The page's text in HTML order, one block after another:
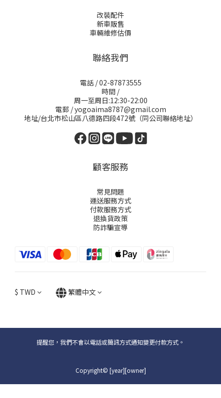
改裝配件
新車販售
車輛維修估價
聯絡我們
電話 / 02-87873555
時間 /
周一至周日:12:30-22:00
電郵 / yogoaima8787@gmail.com
地址/台北市松山區八德路四段472號（同公司聯絡地址）
顧客服務
常見問題
運送服務方式
付款服務方式
退換貨政策
防詐騙宣導
$ TWD 繁體中文
提醒您，我們不會以電話或簡訊方式通知變更付款方式。
Copyright© [year][owner]